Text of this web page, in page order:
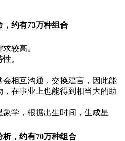
，约有73万种组合
较高。
。
相互沟通，交换建言，因此能
在事业上也能得到相当大的助
学，根据出生时间，生成星
析，约有70万种组合